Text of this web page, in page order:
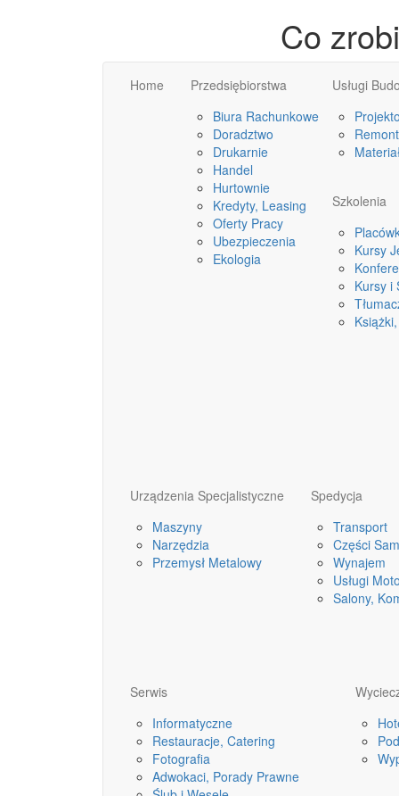
Co
Home
Przedsiębiorstwa
Biura Rachunkowe
Doradztwo
Drukarnie
Handel
Hurtownie
Kredyty, Leasing
Oferty Pracy
Ubezpieczenia
Ekologia
Usługi
Szkolenia
Kursy
Kursy i
Urządzenia Specjalistyczne
Maszyny
Narzędzia
Przemysł Metalowy
Spedycja
Transport
Części
Wynajem
Usługi
Salony,
Serwis
Informatyczne
Restauracje, Catering
Fotografia
Adwokaci, Porady Prawne